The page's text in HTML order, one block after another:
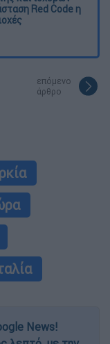
Red Code η
επόμενο
άρθρο
News!